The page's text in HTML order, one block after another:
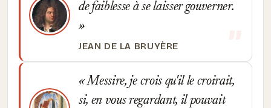
de faiblesse à se laisser gouverner.
JEAN DE LA BRUYÈRE
Messire, je crois qu'il le croirait,
si, en vous regardant, il pouvait